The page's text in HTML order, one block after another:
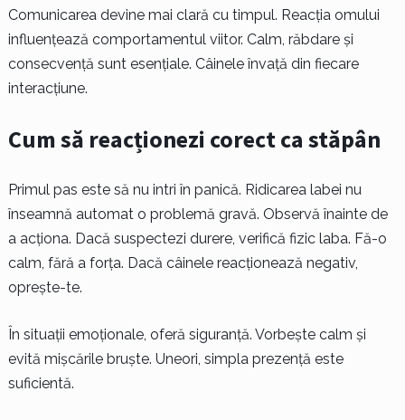
Comunicarea devine mai clară cu timpul. Reacția omului
influențează comportamentul viitor. Calm, răbdare și
consecvență sunt esențiale. Câinele învață din fiecare
interacțiune.
Cum să reacționezi corect ca stăpân
Primul pas este să nu intri în panică. Ridicarea labei nu
înseamnă automat o problemă gravă. Observă înainte de
a acționa. Dacă suspectezi durere, verifică fizic laba. Fă-o
calm, fără a forța. Dacă câinele reacționează negativ,
oprește-te.
În situații emoționale, oferă siguranță. Vorbește calm și
evită mișcările bruște. Uneori, simpla prezență este
suficientă.